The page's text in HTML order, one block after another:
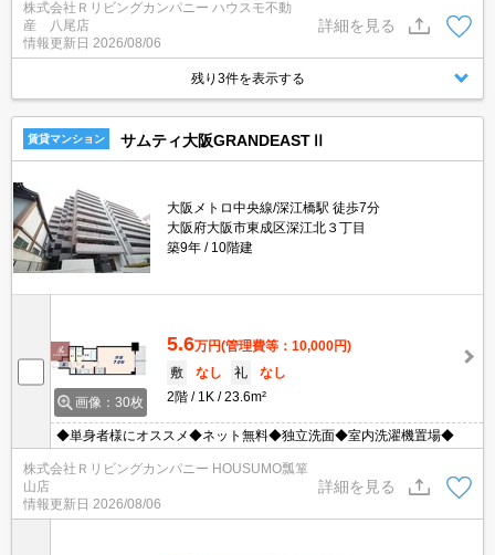
株式会社Ｒリビングカンパニー ハウスモ不動
産 八尾店
情報更新日 2026/08/06
詳細を見る
残り3件を表示する
賃貸マンション サムティ大阪GRANDEASTⅡ
大阪メトロ中央線/深江橋駅 徒歩7分
大阪府大阪市東成区深江北３丁目
築9年
10階建
画像：30枚
5.6万円(管理費等：10,000円)
敷
なし 礼
なし
2階
1K 23.6m²
◆単身者様にオススメ◆ネット無料◆独立洗面◆室内洗濯機置場◆
株式会社Ｒリビングカンパニー HOUSUMO瓢箪
山店
情報更新日 2026/08/06
詳細を見る